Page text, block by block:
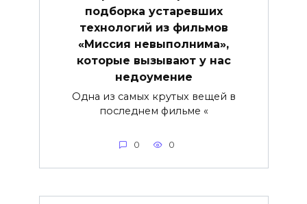
подборка устаревших
технологий из фильмов
«Миссия невыполнима»,
которые вызывают у нас
недоумение
Одна из самых крутых вещей в
последнем фильме «
0 0